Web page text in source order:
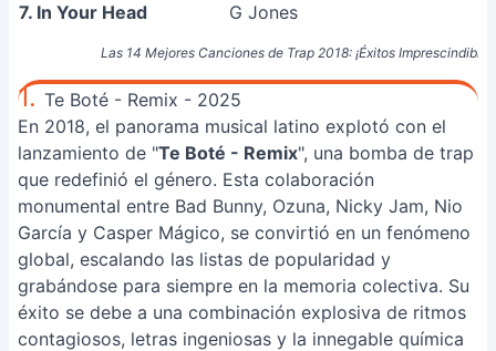
Las 14 Mejores Canciones de Trap 2018: ¡Éxitos
7. In Your Head
G Jones
1. Te Boté - Remix - 2025
En 2018, el panorama musical latino explotó con el
lanzamiento de "Te Boté - Remix", una bomba de trap
que redefinió el género. Esta colaboración
monumental entre Bad Bunny, Ozuna, Nicky Jam, Nio
García y Casper Mágico, se convirtió en un fenómeno
global, escalando las listas de popularidad y
grabándose para siempre en la memoria colectiva. Su
éxito se debe a una combinación explosiva de ritmos
contagiosos, letras ingeniosas y la innegable química